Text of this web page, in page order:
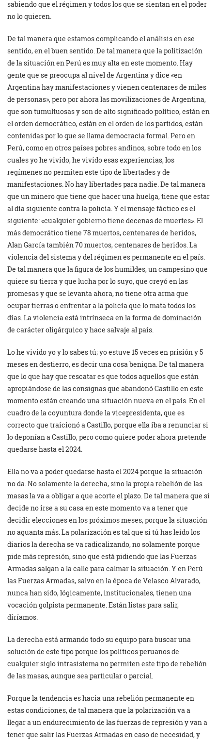
sabiendo que el régimen y todos los que se sientan en el poder
no lo quieren.
De tal manera que estamos complicando el análisis en ese
sentido, en el buen sentido. De tal manera que la politización
de la situación en Perú es muy alta en este momento. Hay
gente que se preocupa al nivel de Argentina y dice «en
Argentina hay manifestaciones y vienen centenares de miles
de personas», pero por ahora las movilizaciones de Argentina,
que son tumultuosas y son de alto significado político, están en
el orden democrático, están en el orden de los partidos, están
contenidas por lo que se llama democracia formal. Pero en
Perú, como en otros países pobres andinos, sobre todo en los
cuales yo he vivido, he vivido esas experiencias, los
regímenes no permiten este tipo de libertades y de
manifestaciones. No hay libertades para nadie. De tal manera
que un minero que tiene que hacer una huelga, tiene que estar
al día siguiente contra la policía. Y el mensaje fáctico es el
siguiente: «cualquier gobierno tiene decenas de muertes». El
más democrático tiene 78 muertos, centenares de heridos,
Alan García también 70 muertos, centenares de heridos. La
violencia del sistema y del régimen es permanente en el país.
De tal manera que la figura de los humildes, un campesino que
quiere su tierra y que lucha por lo suyo, que creyó en las
promesas y que se levanta ahora, no tiene otra arma que
ocupar tierras o enfrentar a la policía que lo mata todos los
días. La violencia está intrínseca en la forma de dominación
de carácter oligárquico y hace salvaje al país.
Lo he vivido yo y lo sabes tú; yo estuve 15 veces en prisión y 5
meses en destierro, es decir una cosa benigna. De tal manera
que lo que hay que rescatar es que todos aquellos que están
apropiándose de las consignas que abandonó Castillo en este
momento están creando una situación nueva en el país. En el
cuadro de la coyuntura donde la vicepresidenta, que es
correcto que traicionó a Castillo, porque ella iba a renunciar si
lo deponían a Castillo, pero como quiere poder ahora pretende
quedarse hasta el 2024.
Ella no va a poder quedarse hasta el 2024 porque la situación
no da. No solamente la derecha, sino la propia rebelión de las
masas la va a obligar a que acorte el plazo. De tal manera que si
decide no irse a su casa en este momento va a tener que
decidir elecciones en los próximos meses, porque la situación
no aguanta más. La polarización es tal que si tú has leído los
diarios la derecha se va radicalizando, no solamente porque
pide más represión, sino que está pidiendo que las Fuerzas
Armadas salgan a la calle para calmar la situación. Y en Perú
las Fuerzas Armadas, salvo en la época de Velasco Alvarado,
nunca han sido, lógicamente, institucionales, tienen una
vocación golpista permanente. Están listas para salir,
diríamos.
La derecha está armando todo su equipo para buscar una
solución de este tipo porque los políticos peruanos de
cualquier siglo intrasistema no permiten este tipo de rebelión
de las masas, aunque sea particular o parcial.
Porque la tendencia es hacia una rebelión permanente en
estas condiciones, de tal manera que la polarización va a
llegar a un endurecimiento de las fuerzas de represión y van a
tener que salir las Fuerzas Armadas en caso de necesidad, y